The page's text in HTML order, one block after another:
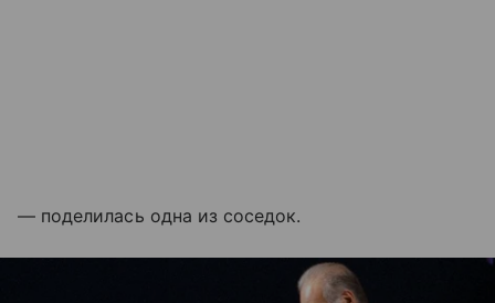
— поделилась одна из соседок.